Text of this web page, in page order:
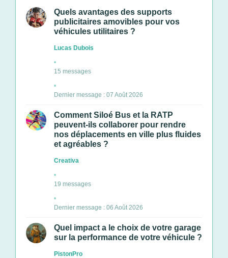
Quels avantages des supports
publicitaires amovibles pour vos
véhicules utilitaires ?
Lucas Dubois
15 messages
Dernier message : 07 Août 2026
Comment Siloé Bus et la RATP
peuvent-ils collaborer pour rendre
nos déplacements en ville plus fluides
et agréables ?
Creativa
19 messages
Dernier message : 06 Août 2026
Quel impact a le choix de votre garage
sur la performance de votre véhicule ?
PistonPro